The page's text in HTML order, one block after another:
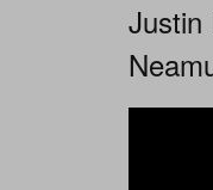
Justin